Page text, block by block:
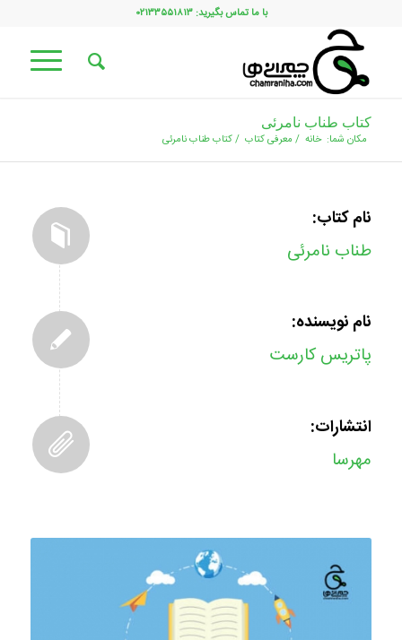
با ما تماس بگیرید: ۰۲۱۳۳۵۵۱۸۱۳
کتاب طناب نامرئی
مکان شما: خانه / معرفی کتاب /کتاب طناب نامرئی
نام کتاب:
طناب نامرئی
نام نویسنده:
پاتریس کارست
انتشارات:
مهرسا